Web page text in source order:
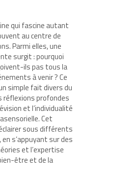
qui fascine autant
au centre de
Parmi elles, une
surgit : pourquoi
ils pas tous la
à venir ? Ce
simple fait divers du
réflexions profondes
et l’individualité
Cet
sous différents
s’appuyant sur des
et l’expertise
être et de la